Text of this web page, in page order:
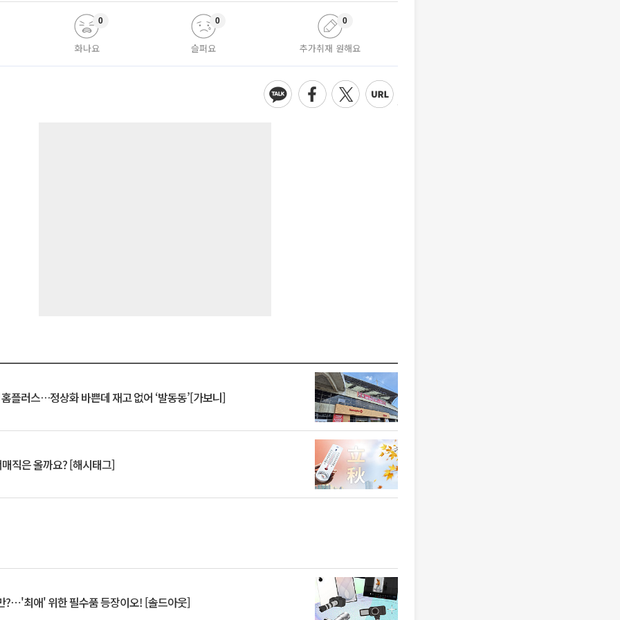
화나요
0
슬퍼요
0
추가취재 원해요
0
플러스…정상화 바쁜데 재고 없어 ‘발동동’[가보니]
직은 올까요? [해시태그]
?⋯'최애' 위한 필수품 등장이오! [솔드아웃]